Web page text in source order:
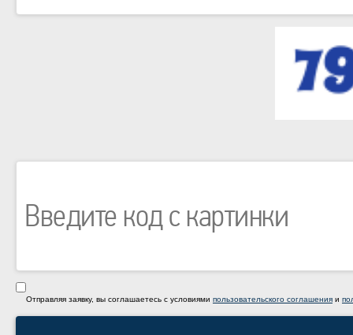
Отправляя заявку, вы соглашаетесь с условиями пользовательского соглашения и